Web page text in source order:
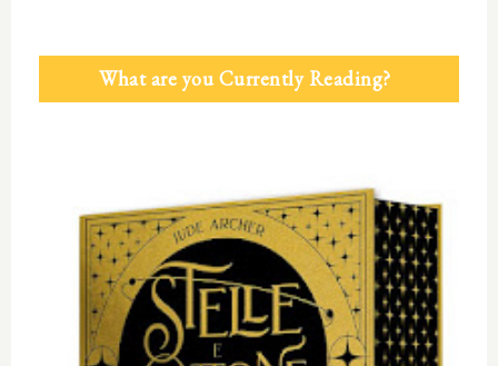
What are you Currently Reading?